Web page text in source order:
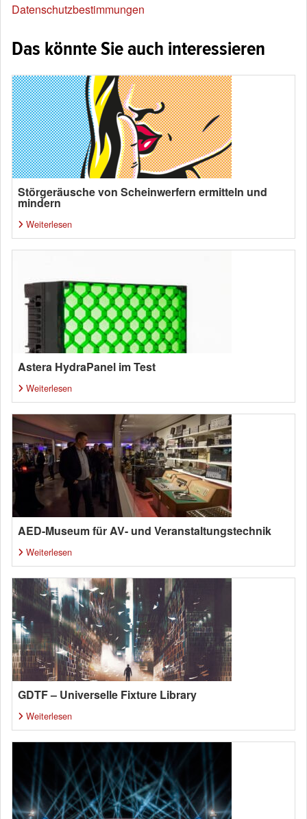
Datenschutzbestimmungen
Das könnte Sie auch interessieren
Störgeräusche von Scheinwerfern ermitteln und
mindern
Weiterlesen
Astera HydraPanel im Test
Weiterlesen
AED-Museum für AV- und Veranstaltungstechnik
Weiterlesen
GDTF – Universelle Fixture Library
Weiterlesen